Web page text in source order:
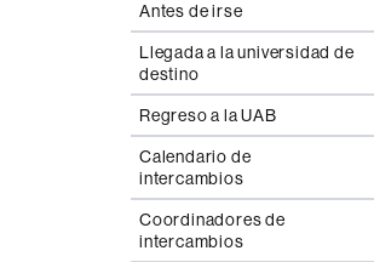
Antes de irse
Llegada a la universidad de
destino
Regreso a la UAB
Calendario de
intercambios
Coordinadores de
intercambios